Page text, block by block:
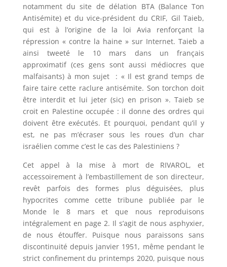
notamment du site de délation BTA (Balance Ton
Antisémite) et du vice-président du CRIF, Gil Taieb,
qui est à l’origine de la loi Avia renforçant la
répression « contre la haine » sur Internet. Taieb a
ainsi tweeté le 10 mars dans un français
approximatif (ces gens sont aussi médiocres que
malfaisants) à mon sujet : « Il est grand temps de
faire taire cette raclure antisémite. Son torchon doit
être interdit et lui jeter (sic) en prison ». Taieb se
croit en Palestine occupée : il donne des ordres qui
doivent être exécutés. Et pourquoi, pendant qu’il y
est, ne pas m’écraser sous les roues d’un char
israélien comme c’est le cas des Palestiniens ?
Cet appel à la mise à mort de RIVAROL, et
accessoirement à l’embastillement de son directeur,
revêt parfois des formes plus déguisées, plus
hypocrites comme cette tribune publiée par le
Monde le 8 mars et que nous reproduisons
intégralement en page 2. Il s’agit de nous asphyxier,
de nous étouffer. Puisque nous paraissons sans
discontinuité depuis janvier 1951, même pendant le
strict confinement du printemps 2020, puisque nous